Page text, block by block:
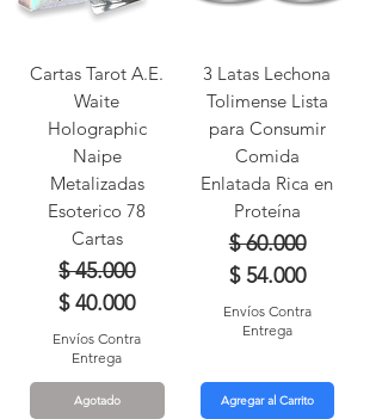
Cartas Tarot A.E.
Waite
Holographic
Naipe
Metalizadas
Esoterico 78
Cartas
Precio
$ 45.000Precio de oferta
$ 40.000
Envíos Contra
Entrega
Agotado
3 Latas Lechona
Tolimense Lista
para Consumir
Comida
Enlatada Rica en
Proteína
Precio
$ 60.000Precio de oferta
$ 54.000
Envíos Contra
Entrega
Agregar al Carrito